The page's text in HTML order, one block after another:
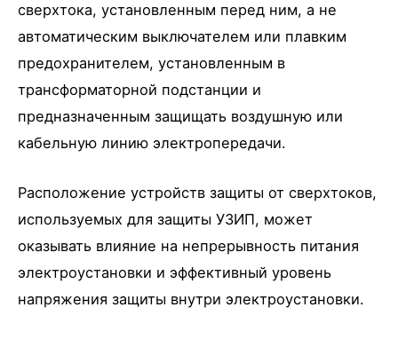
сверхтока, установленным перед ним, а не
автоматическим выключателем или плавким
предохранителем, установленным в
трансформаторной подстанции и
предназначенным защищать воздушную или
кабельную линию электропередачи.
Расположение устройств защиты от сверхтоков,
используемых для защиты УЗИП, может
оказывать влияние на непрерывность питания
электроустановки и эффективный уровень
напряжения защиты внутри электроустановки.